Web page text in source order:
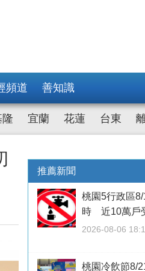
頻道 善知識
隆 宜蘭 花蓮 台東
推薦新聞
桃園5行政區
時 近10萬戶
2026-08-06
桃園冷飲節8/